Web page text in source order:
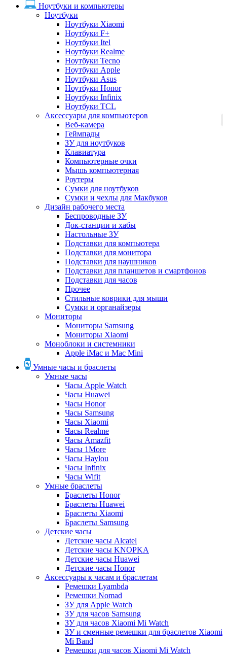
Ноутбуки и компьютеры
Ноутбуки
Ноутбуки Xiaomi
Ноутбуки F+
Ноутбуки Itel
Ноутбуки Realme
Ноутбуки Tecno
Ноутбуки Apple
Ноутбуки Asus
Ноутбуки Honor
Ноутбуки Infinix
Ноутбуки TCL
Аксессуары для компьютеров
Веб-камера
Геймпады
ЗУ для ноутбуков
Клавиатура
Компьютерные очки
Мышь компьютерная
Роутеры
Сумки для ноутбуков
Сумки и чехлы для Макбуков
Дизайн рабочего места
Беспроводные ЗУ
Док-станции и хабы
Настольные ЗУ
Подставки для компьютера
Подставки для монитора
Подставки для наушников
Подставки для планшетов и смартфонов
Подставки для часов
Прочее
Стильные коврики для мыши
Сумки и органайзеры
Мониторы
Мониторы Samsung
Мониторы Xiaomi
Моноблоки и системники
Apple iMac и Mac Mini
Умные часы и браслеты
Умные часы
Часы Apple Watch
Часы Huawei
Часы Honor
Часы Samsung
Часы Xiaomi
Часы Realme
Часы Amazfit
Часы 1More
Часы Haylou
Часы Infinix
Часы Wifit
Умные браслеты
Браслеты Honor
Браслеты Huawei
Браслеты Xiaomi
Браслеты Samsung
Детские часы
Детские часы Alcatel
Детские часы KNOPKA
Детские часы Huawei
Детские часы Honor
Аксессуары к часам и браслетам
Ремешки Lyambda
Ремешки Nomad
ЗУ для Apple Watch
ЗУ для часов Samsung
ЗУ для часов Xiaomi Mi Watch
ЗУ и сменные ремешки для браслетов Xiaomi
Mi Band
Ремешки для часов Xiaomi Mi Watch